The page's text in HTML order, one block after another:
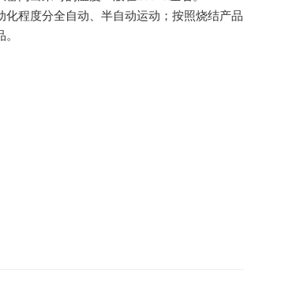
程度分全自动、半自动运动；按照烧结产品